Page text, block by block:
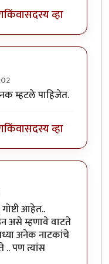
किंवासदस्य व्हा
म्हटले पाहिजेत.
किंवासदस्य व्हा
आहेत..
असे म्हणावे वाटते
अनेक नाटकांचे
.. पण त्यांस